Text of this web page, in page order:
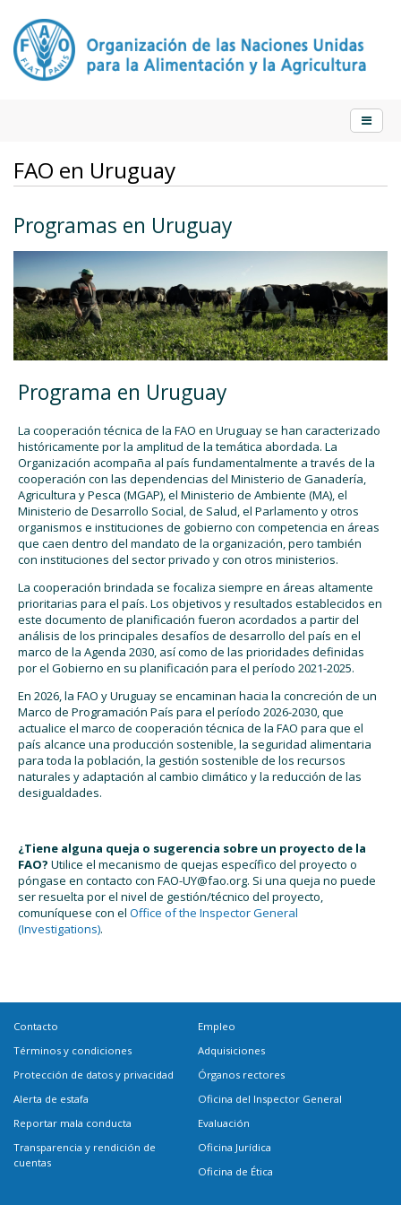
FAO en Uruguay
Programas en Uruguay
Programa en Uruguay
La cooperación técnica de la FAO en Uruguay se han caracterizado
históricamente por la amplitud de la temática abordada. La
Organización acompaña al país fundamentalmente a través de la
cooperación con las dependencias del Ministerio de Ganadería,
Agricultura y Pesca (MGAP), el Ministerio de Ambiente (MA), el
Ministerio de Desarrollo Social, de Salud, el Parlamento y otros
organismos e instituciones de gobierno con competencia en áreas
que caen dentro del mandato de la organización, pero también
con instituciones del sector privado y con otros ministerios.
La cooperación brindada se focaliza siempre en áreas altamente
prioritarias para el país. Los objetivos y resultados establecidos en
este documento de planificación fueron acordados a partir del
análisis de los principales desafíos de desarrollo del país en el
marco de la Agenda 2030, así como de las prioridades definidas
por el Gobierno en su planificación para el período 2021-2025.
En 2026, la FAO y Uruguay se encaminan hacia la concreción de un
Marco de Programación País para el período 2026-2030, que
actualice el marco de cooperación técnica de la FAO para que el
país alcance una producción sostenible, la seguridad alimentaria
para toda la población, la gestión sostenible de los recursos
naturales y adaptación al cambio climático y la reducción de las
desigualdades.
¿Tiene alguna queja o sugerencia sobre un proyecto de la
FAO? Utilice el mecanismo de quejas específico del proyecto o
póngase en contacto con FAO-UY@fao.org. Si una queja no puede
ser resuelta por el nivel de gestión/técnico del proyecto,
comuníquese con el Office of the Inspector General
(Investigations).
Contacto
Términos y condiciones
Protección de datos y privacidad
Alerta de estafa
Reportar mala conducta
Transparencia y rendición de
cuentas
Empleo
Adquisiciones
Órganos rectores
Oficina del Inspector General
Evaluación
Oficina Jurídica
Oficina de Ética